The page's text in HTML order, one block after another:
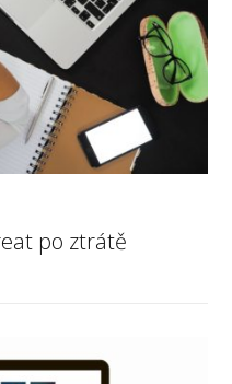
po ztrátě